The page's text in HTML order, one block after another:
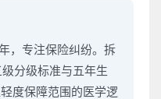
，专注保险纠纷。拆
分级标准与五年生
度保障范围的医学逻